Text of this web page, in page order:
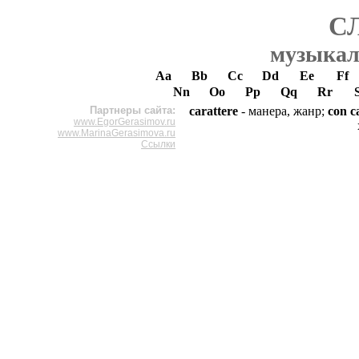
Aa Bb Cc Dd Ee
Ff
Nn
Oo Pp Qq Rr
Партнеры сайта:
www.EgorGerasimov.ru
www.MarinaGerasimova.ru
Ссылки
carattere - манера, жанр; con